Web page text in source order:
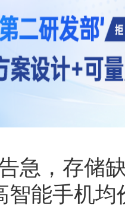
急，存储
能手机均